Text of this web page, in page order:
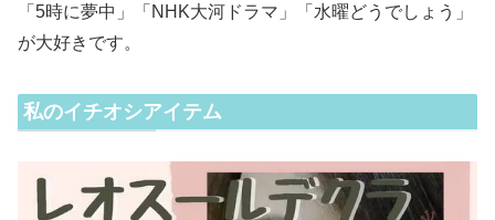
「5時に夢中」「NHK大河ドラマ」「水曜どうでしょう」
が大好きです。
私のイチオシアイテム